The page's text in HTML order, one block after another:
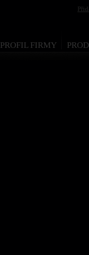
PROFIL FIRMY